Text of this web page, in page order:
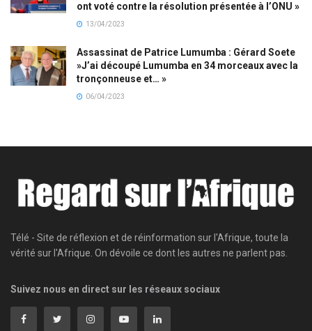
ont voté contre la résolution présentée à l’ONU »
13/04/2023
Assassinat de Patrice Lumumba : Gérard Soete
»J’ai découpé Lumumba en 34 morceaux avec la
tronçonneuse et… »
06/04/2023
Télé - Site de réflexion et de réinformation sur l'Afrique, toute la
vérité sur l'Afrique. On dévoile ce dont les autres ne parlent pas.
Suivez nous en direct sur les réseaux sociaux